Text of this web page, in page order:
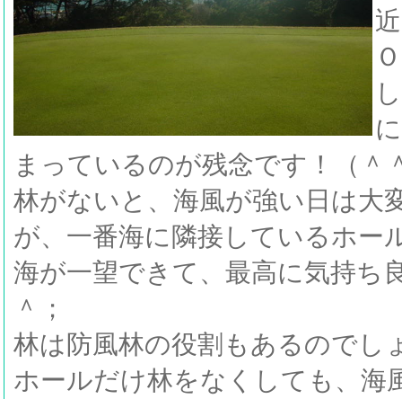
まっているのが残念です！（＾
林がないと、海風が強い日は大
が、一番海に隣接しているホー
海が一望できて、最高に気持ち
＾；
林は防風林の役割もあるのでし
ホールだけ林をなくしても、海